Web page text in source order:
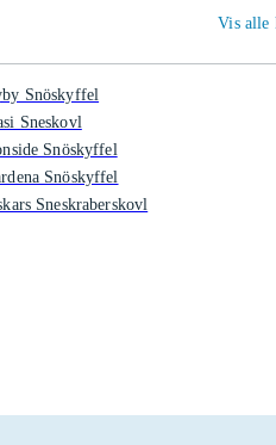
Vis alle
Snöskyffel
Sneskovl
Snöskyffel
Snöskyffel
Sneskraberskovl